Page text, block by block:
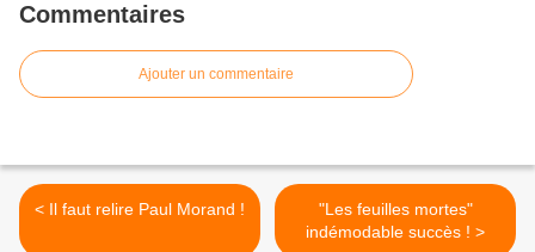
Commentaires
Ajouter un commentaire
< Il faut relire Paul Morand !
"Les feuilles mortes"
indémodable succès ! >